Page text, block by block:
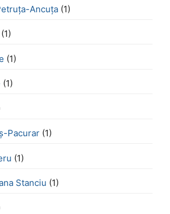
Ancuța (1)
(1)
(1)
(1)
Pacurar (1)
(1)
Stanciu (1)